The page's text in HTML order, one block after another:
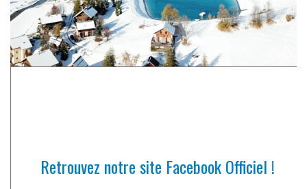
Retrouvez notre site Facebook Officiel !